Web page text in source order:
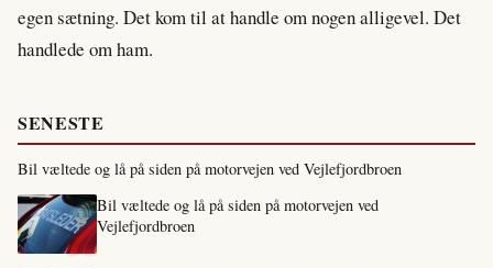
egen sætning. Det kom til at handle om nogen alligevel. Det
handlede om ham.
SENESTE
Bil væltede og lå på siden på motorvejen ved Vejlefjordbroen
Bil væltede og lå på siden på motorvejen ved
Vejlefjordbroen